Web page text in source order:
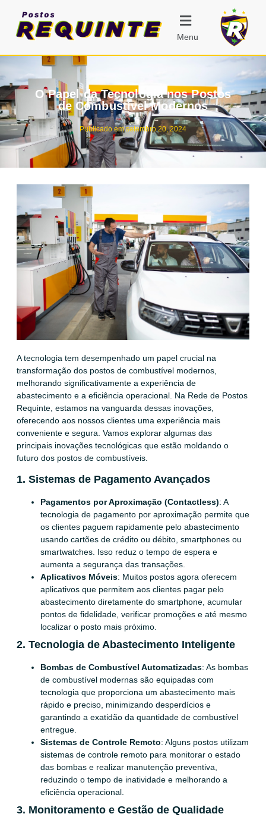
Menu
O Papel da Tecnologia nos Postos
de Combustível Modernos
Publicado em setembro 20, 2024
A tecnologia tem desempenhado um papel crucial na
transformação dos postos de combustível modernos,
melhorando significativamente a experiência de
abastecimento e a eficiência operacional. Na Rede de Postos
Requinte, estamos na vanguarda dessas inovações,
oferecendo aos nossos clientes uma experiência mais
conveniente e segura. Vamos explorar algumas das
principais inovações tecnológicas que estão moldando o
futuro dos postos de combustíveis.
1. Sistemas de Pagamento Avançados
Pagamentos por Aproximação (Contactless): A
tecnologia de pagamento por aproximação permite que
os clientes paguem rapidamente pelo abastecimento
usando cartões de crédito ou débito, smartphones ou
smartwatches. Isso reduz o tempo de espera e
aumenta a segurança das transações.
Aplicativos Móveis: Muitos postos agora oferecem
aplicativos que permitem aos clientes pagar pelo
abastecimento diretamente do smartphone, acumular
pontos de fidelidade, verificar promoções e até mesmo
localizar o posto mais próximo.
2. Tecnologia de Abastecimento Inteligente
Bombas de Combustível Automatizadas: As bombas
de combustível modernas são equipadas com
tecnologia que proporciona um abastecimento mais
rápido e preciso, minimizando desperdícios e
garantindo a exatidão da quantidade de combustível
entregue.
Sistemas de Controle Remoto: Alguns postos utilizam
sistemas de controle remoto para monitorar o estado
das bombas e realizar manutenção preventiva,
reduzindo o tempo de inatividade e melhorando a
eficiência operacional.
3. Monitoramento e Gestão de Qualidade